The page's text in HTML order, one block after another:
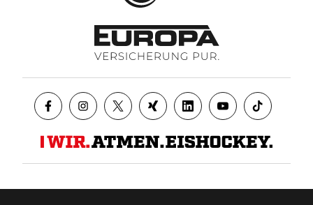
Datenschutz AGB Impressum Kontakt Presse